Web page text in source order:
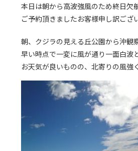
本日は朝から高波強風のため終日欠
ご予約頂きましたお客様申し訳ござ
朝、クジラの見える丘公園から沖観
早い時点で一変に風が通り一面白
お天気が良いものの、北寄りの風強